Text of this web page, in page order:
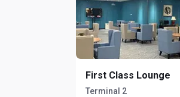
First Class Lounge
Terminal 2